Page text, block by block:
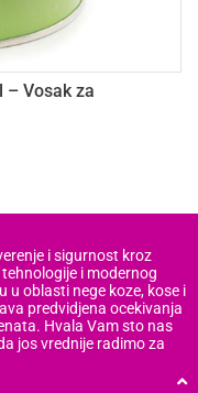
– Vosak za
i sigurnost kroz
i modernog
oblasti nege koze, kose i
predvidjena ocekivanja
Hvala Vam sto nas
jos vrednije radimo za